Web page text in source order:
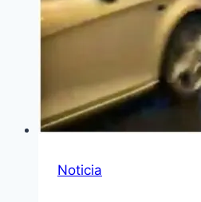
Noticia